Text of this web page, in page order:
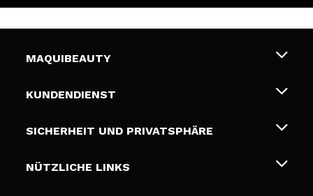
MAQUIBEAUTY
Über uns
Geschenkkarten
KUNDENDIENST
Liefer- und Versandkosten
Zahlung
SICHERHEIT UND PRIVATSPHÄRE
Bedingungen und Datenschutz
NÜTZLICHE LINKS